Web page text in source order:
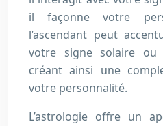
il façonne votre
l’ascendant peut
votre signe solaire ou
créant ainsi une
votre personnalité.
L’astrologie offre un